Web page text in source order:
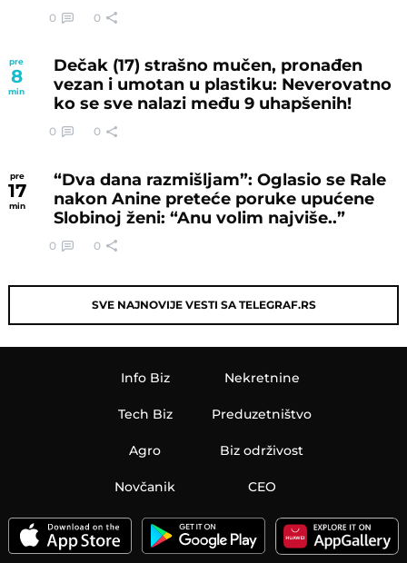
0 0
pre
8
min
Dečak (17) strašno mučen, pronađen
vezan i umotan u plastiku: Neverovatno
ko se sve nalazi među 9 uhapšenih!
0 0
pre
17
min
“Dva dana razmišljam”: Oglasio se Rale
nakon Anine preteće poruke upućene
Slobinoj ženi: “Anu volim najviše..”
0 0
SVE NAJNOVIJE VESTI SA TELEGRAF.RS
Info Biz
Tech Biz
Agro
Nekretnine
Preduzetništvo
Biz održivost
Novčanik CEO